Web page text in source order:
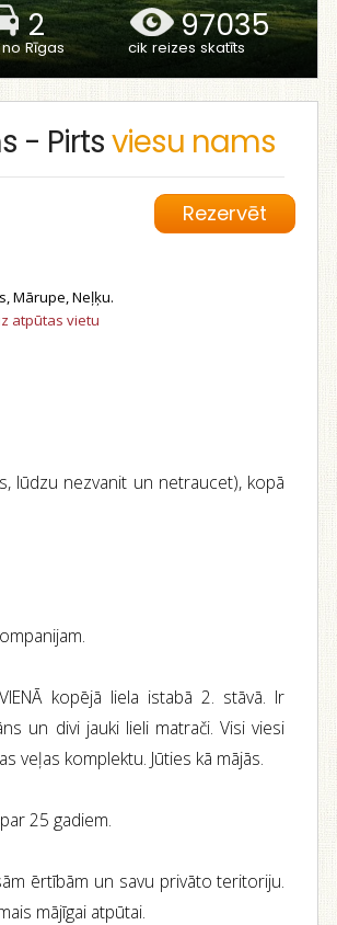
2
Rīgas
97035
cik reizes skatīts
- Pirtsviesu nams
Rezervēt
Mārupe, Neļķu.
atpūtas vietu
lūdzu nezvanit un netraucet), kopā
kopējā liela istabā 2. stāvā. Ir
un divi jauki lieli matrači. Visi viesi
veļas komplektu. Jūties kā mājās.
25 gadiem.
ērtībām un savu privāto teritoriju.
mājīgai atpūtai.